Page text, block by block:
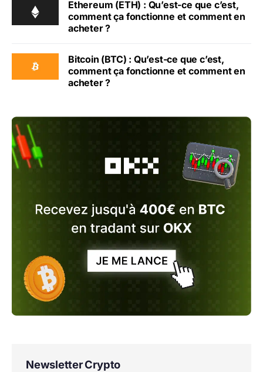
Ethereum (ETH) : Qu’est-ce que c’est,
comment ça fonctionne et comment en
acheter ?
Bitcoin (BTC) : Qu’est-ce que c’est,
comment ça fonctionne et comment en
acheter ?
Newsletter Crypto